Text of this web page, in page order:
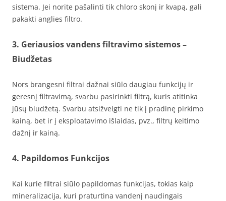
sistema. Jei norite pašalinti tik chloro skonį ir kvapą, gali
pakakti anglies filtro.
3. Geriausios vandens filtravimo sistemos –
Biudžetas
Nors brangesni filtrai dažnai siūlo daugiau funkcijų ir
geresnį filtravimą, svarbu pasirinkti filtrą, kuris atitinka
jūsų biudžetą. Svarbu atsižvelgti ne tik į pradinę pirkimo
kainą, bet ir į eksploatavimo išlaidas, pvz., filtrų keitimo
dažnį ir kainą.
4. Papildomos Funkcijos
Kai kurie filtrai siūlo papildomas funkcijas, tokias kaip
mineralizacija, kuri praturtina vandenį naudingais